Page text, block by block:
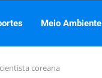
Meio Ambiente
coreana